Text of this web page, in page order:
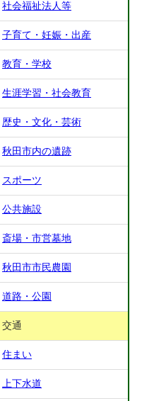
社会福祉法人等
子育て・妊娠・出産
教育・学校
生涯学習・社会教育
歴史・文化・芸術
秋田市内の遺跡
スポーツ
公共施設
斎場・市営墓地
秋田市市民農園
道路・公園
交通
住まい
上下水道